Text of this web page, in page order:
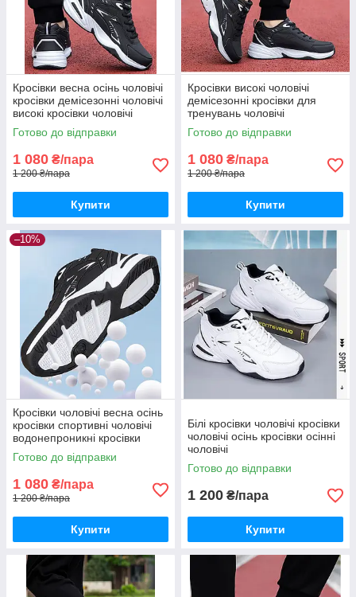
Кросівки весна осінь чоловічі
кросівки демісезонні чоловічі
високі кросівки чоловічі
Готово до відправки
1 080 ₴/пара
1 200 ₴/пара
Купити
Кросівки високі чоловічі
демісезонні кросівки для
тренувань чоловічі
Готово до відправки
1 080 ₴/пара
1 200 ₴/пара
Купити
–10%
Кросівки чоловічі весна осінь
кросівки спортивні чоловічі
водонепроникні кросівки
чоловічі
Готово до відправки
1 080 ₴/пара
1 200 ₴/пара
Купити
Білі кросівки чоловічі кросівки
чоловічі осінь кросівки осінні
чоловічі
Готово до відправки
1 200 ₴/пара
Купити